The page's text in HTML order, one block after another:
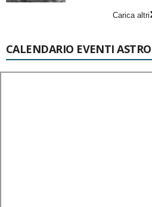
Carica altri
CALENDARIO EVENTI